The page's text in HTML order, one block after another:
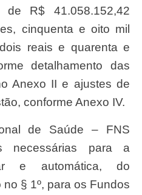
de R$ 41.058.152,42
cinquenta e oito mil
reais e quarenta e
detalhamento das
Anexo II e ajustes de
conforme Anexo IV.
de Saúde – FNS
necessárias para a
e automática, do
§ 1º, para os Fundos